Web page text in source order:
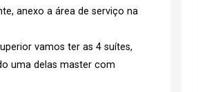
anexo a área de serviço na
vamos ter as 4 suítes,
uma delas master com